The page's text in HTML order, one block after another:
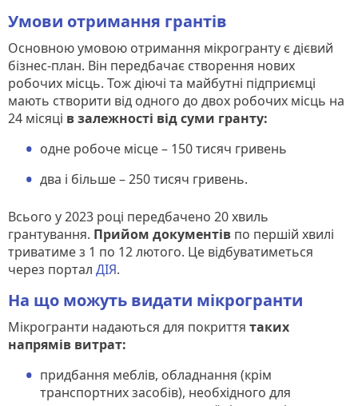
Умови отримання грантів
Основною умовою отримання мікрогранту є дієвий
бізнес-план. Він передбачає створення нових
робочих місць. Тож діючі та майбутні підприємці
мають створити від одного до двох робочих місць на
24 місяці в залежності від суми гранту:
одне робоче місце – 150 тисяч гривень
два і більше – 250 тисяч гривень.
Всього у 2023 році передбачено 20 хвиль
грантування. Прийом документів по першій хвилі
триватиме з 1 по 12 лютого. Це відбуватиметься
через портал ДІЯ.
На що можуть видати мікрогранти
Мікрогранти надаються для покриття таких
напрямів витрат:
придбання меблів, обладнання (крім
транспортних засобів), необхідного для